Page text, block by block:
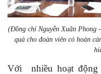
(Đồng chí Nguyễn Xuân
quà cho đoàn viên có hoàn
Với nhiều hoạt động